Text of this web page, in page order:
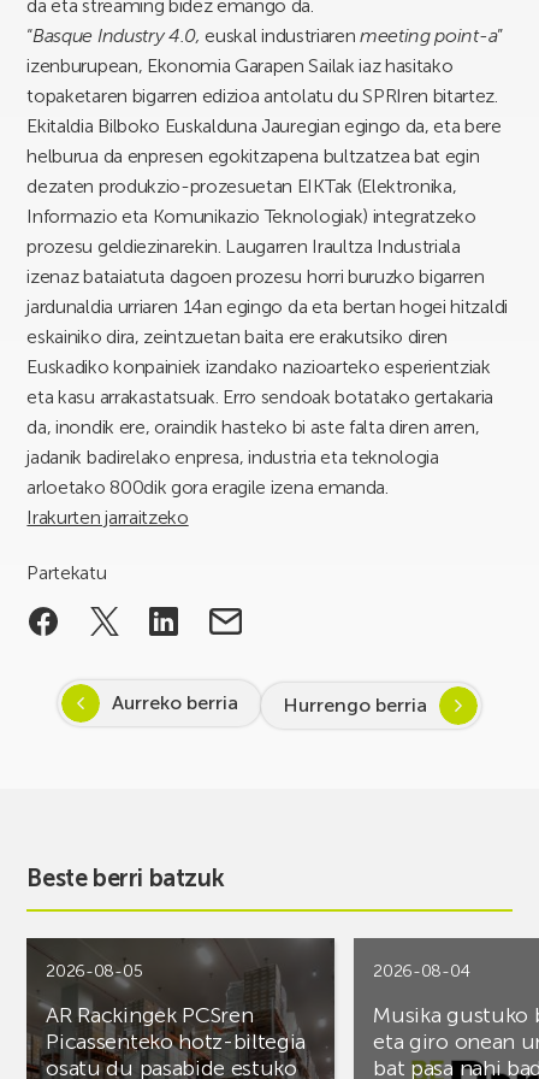
da eta streaming bidez emango da.
“Basque Industry 4.0, euskal industriarenmeeting point-a”
izenburupean, Ekonomia Garapen Sailak iaz hasitako
topaketaren bigarren edizioa antolatu du SPRIren bitartez.
Ekitaldia Bilboko Euskalduna Jauregian egingo da, eta bere
helburua da enpresen egokitzapena bultzatzea bat egin
dezaten produkzio-prozesuetan EIKTak (Elektronika,
Informazio eta Komunikazio Teknologiak) integratzeko
prozesu geldiezinarekin. Laugarren Iraultza Industriala
izenaz bataiatuta dagoen prozesu horri buruzko bigarren
jardunaldia urriaren 14an egingo da eta bertan hogei hitzaldi
eskainiko dira, zeintzuetan baita ere erakutsiko diren
Euskadiko konpainiek izandako nazioarteko esperientziak
eta kasu arrakastatsuak. Erro sendoak botatako gertakaria
da, inondik ere, oraindik hasteko bi aste falta diren arren,
jadanik badirelako enpresa, industria eta teknologia
arloetako 800dik gora eragile izena emanda.
Irakurten jarraitzeko
Partekatu
Aurreko berria Hurrengo berria
Beste berri batzuk
2026-08-05
AR Rackingek PCSren
Picassenteko hotz-biltegia
osatu du pasabide estuko
2026-08-04
Musika gustuko
eta giro onean
bat pasa nahi